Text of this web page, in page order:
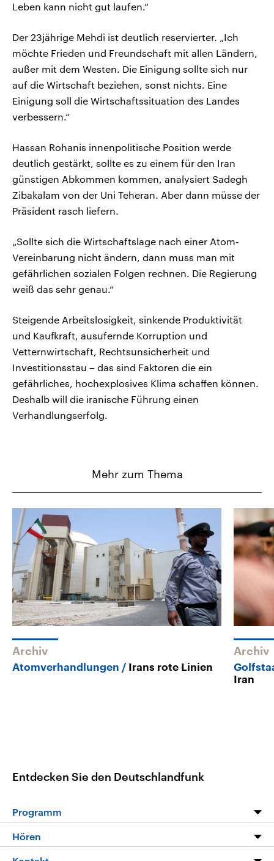
Leben kann nicht gut laufen.“
Der 23jährige Mehdi ist deutlich reservierter. „Ich
möchte Frieden und Freundschaft mit allen Ländern,
außer mit dem Westen. Die Einigung sollte sich nur
auf die Wirtschaft beziehen, sonst nichts. Eine
Einigung soll die Wirtschaftssituation des Landes
verbessern.“
Hassan Rohanis innenpolitische Position werde
deutlich gestärkt, sollte es zu einem für den Iran
günstigen Abkommen kommen, analysiert Sadegh
Zibakalam von der Uni Teheran. Aber dann müsse der
Präsident rasch liefern.
„Sollte sich die Wirtschaftslage nach einer Atom-
Vereinbarung nicht ändern, dann muss man mit
gefährlichen sozialen Folgen rechnen. Die Regierung
weiß das sehr genau.“
Steigende Arbeitslosigkeit, sinkende Produktivität
und Kaufkraft, ausufernde Korruption und
Vetternwirtschaft, Rechtsunsicherheit und
Investitionsstau – das sind Faktoren die ein
gefährliches, hochexplosives Klima schaffen können.
Deshalb will die iranische Führung einen
Verhandlungserfolg.
Mehr zum Thema
Archiv
Atomverhandlungen Irans rote Linien
Archiv
Iran
Entdecken Sie den Deutschlandfunk
Programm
Programm
Hören
Livestream